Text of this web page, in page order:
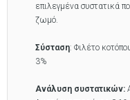
επιλεγμένα συστατικά
ζωμό.
Σύσταση: Φιλέτο
3%
Ανάλυση συστατικών: